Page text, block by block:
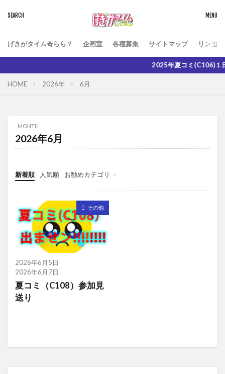
げきがタイム奇らら？ 企画室 各種募集 サイトマップ リンク
2025年夏コミ(C106)１日目8/16(土)
HOME 2026年 6月
MONTH
2026年6月
新着順 人気順 お勧めカテゴリ
グローバルメニュー
雑記
お役立ち
その他
2026年6月5日
2026年6月7日
夏コミ（C108）参加見
送り